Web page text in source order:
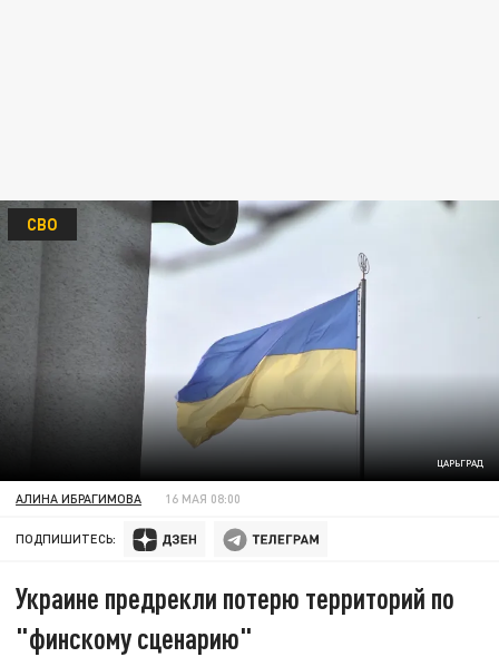
ЦАРЬГРАД
СВО
АЛИНА ИБРАГИМОВА 16 МАЯ 08:00
ПОДПИШИТЕСЬ:
Украине предрекли потерю территорий по
"финскому сценарию"